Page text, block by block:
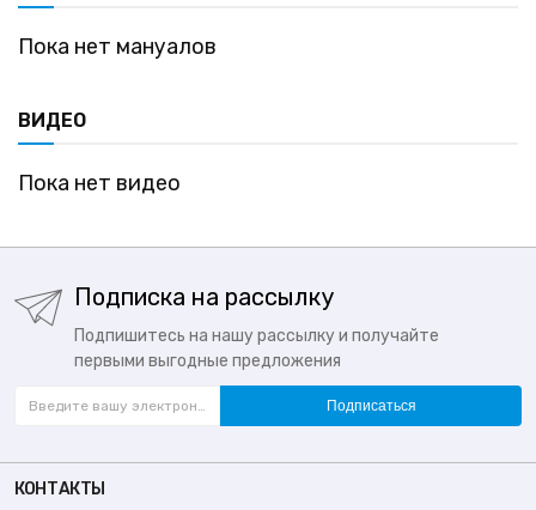
Пока нет мануалов
ВИДЕО
Пока нет видео
Подписка на рассылку
Подпишитесь на нашу рассылку и получайте
первыми выгодные предложения
Подписаться
КОНТАКТЫ